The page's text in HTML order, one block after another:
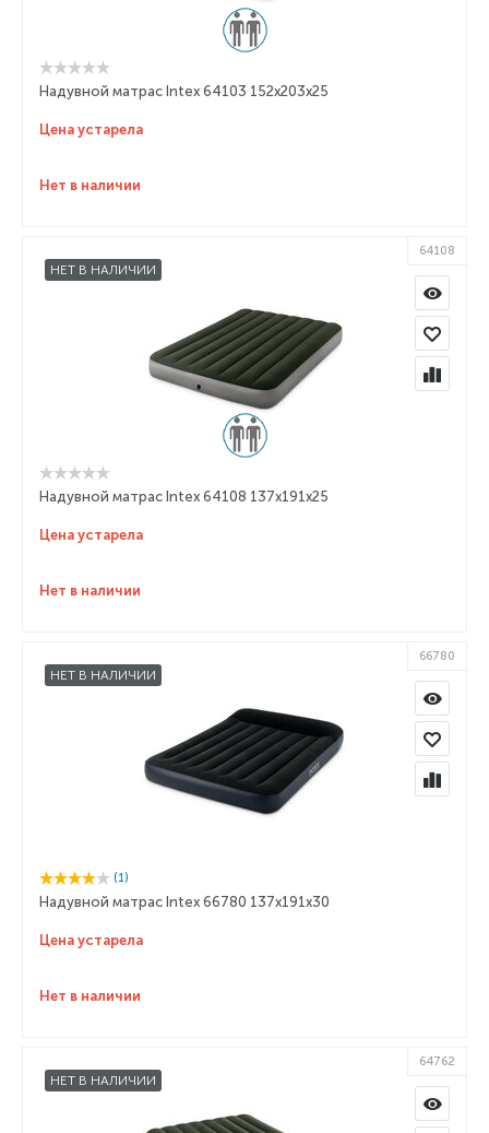
Надувной матрас Intex 64103 152x203x25
Цена устарела
Нет в наличии
НЕТ В НАЛИЧИИ
64108
Надувной матрас Intex 64108 137x191x25
Цена устарела
Нет в наличии
НЕТ В НАЛИЧИИ
66780
(1)
Надувной матрас Intex 66780 137х191х30
Цена устарела
Нет в наличии
НЕТ В НАЛИЧИИ
64762